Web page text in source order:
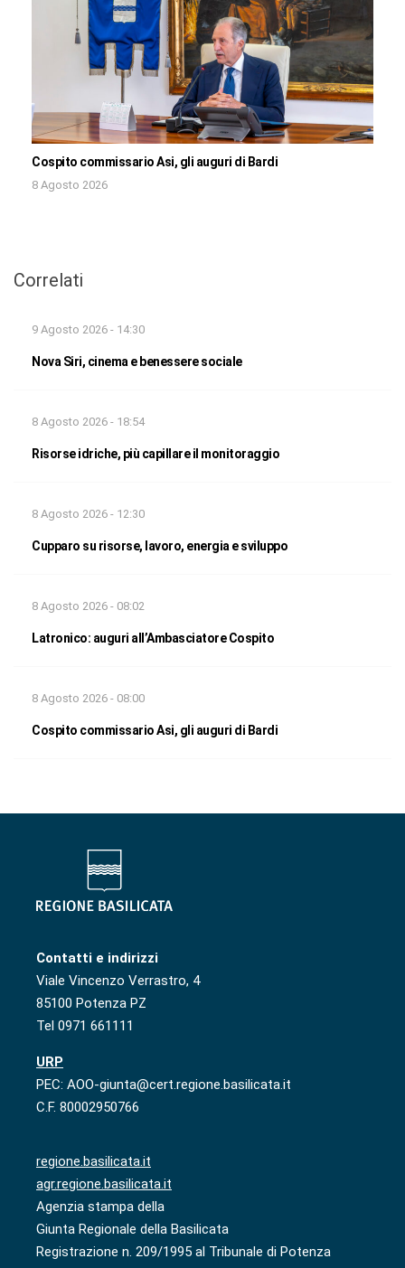
Cospito commissario Asi, gli auguri di Bardi
8 Agosto 2026
Correlati
9 Agosto 2026 - 14:30
Nova Siri, cinema e benessere sociale
8 Agosto 2026 - 18:54
Risorse idriche, più capillare il monitoraggio
8 Agosto 2026 - 12:30
Cupparo su risorse, lavoro, energia e sviluppo
8 Agosto 2026 - 08:02
Latronico: auguri all’Ambasciatore Cospito
8 Agosto 2026 - 08:00
Cospito commissario Asi, gli auguri di Bardi
Contatti e indirizzi
Viale Vincenzo Verrastro, 4
85100 Potenza PZ
Tel 0971 661111
URP
PEC: AOO-giunta@cert.regione.basilicata.it
C.F. 80002950766
regione.basilicata.it
agr.regione.basilicata.it
Agenzia stampa della
Giunta Regionale della Basilicata
Registrazione n. 209/1995 al Tribunale di Potenza